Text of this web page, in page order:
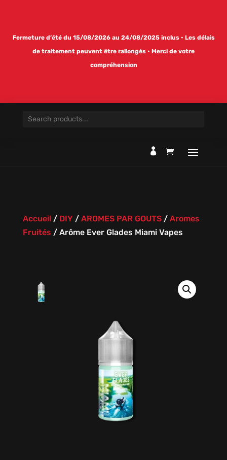
Fermeture d’été du 15/08/2026 au 24/08/2025 inclus • Les délais
de traitement peuvent être rallongés • Merci de votre
compréhension

Accueil/ DIY / AROMES PAR GOUTS/ Aromes
Fruités / Arôme Ever Glades Miami Vapes